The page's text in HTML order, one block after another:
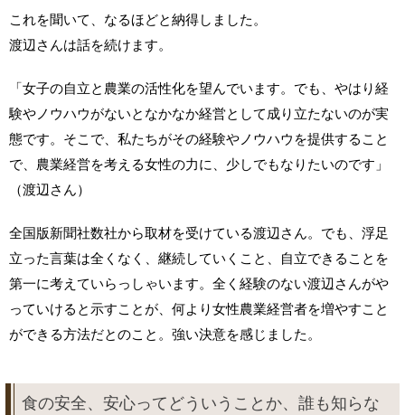
これを聞いて、なるほどと納得しました。
渡辺さんは話を続けます。
「女子の自立と農業の活性化を望んでいます。でも、やはり経
験やノウハウがないとなかなか経営として成り立たないのが実
態です。そこで、私たちがその経験やノウハウを提供すること
で、農業経営を考える女性の力に、少しでもなりたいのです」
（渡辺さん）
全国版新聞社数社から取材を受けている渡辺さん。でも、浮足
立った言葉は全くなく、継続していくこと、自立できることを
第一に考えていらっしゃいます。全く経験のない渡辺さんがや
っていけると示すことが、何より女性農業経営者を増やすこと
ができる方法だとのこと。強い決意を感じました。
食の安全、安心ってどういうことか、誰も知らな